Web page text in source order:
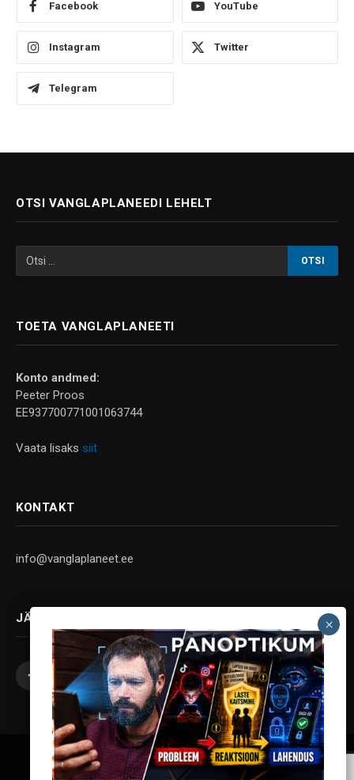
Facebook YouTube
Instagram Twitter
Telegram
OTSI VANGLAPLANEEDI LEHELT
TOETA VANGLAPLANEETI
Konto andmed:
Peeter Proos
EE937700771001063744
Vaata lisaks siit
KONTAKT
info@vanglaplaneet.ee
JÄLGI SOTSIAALMEEDIAS
Facebook
X
(Twitter)
InstagramYouTubeTelegram
Vanglaplaneet - Vastupanu Vaim